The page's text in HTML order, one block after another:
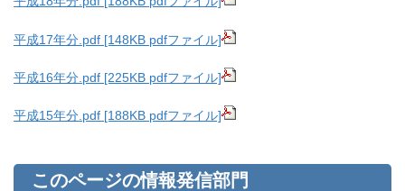
平成17年分.pdf [148KB pdfファイル]
平成16年分.pdf [225KB pdfファイル]
平成15年分.pdf [188KB pdfファイル]
このページの情報発信部門